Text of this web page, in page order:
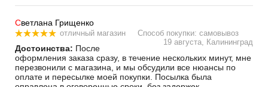
Светлана Грищенко
отличный магазин
Способ покупки: самовывоз
19 августа, Калининград
Достоинства: После
оформления заказа сразу, в течение нескольких минут, мне
перезвонили с магазина, и мы обсудили все нюансы по
оплате и пересылке моей покупки. Посылка была